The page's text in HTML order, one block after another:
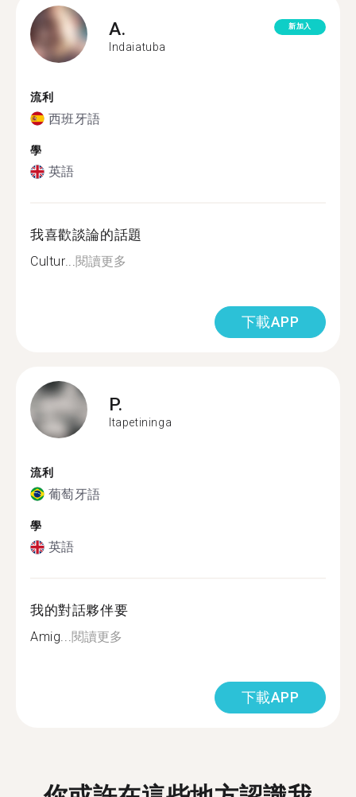
A.
Indaiatuba
新加入
流利
西班牙語
學
英語
我喜歡談論的話題
Cultur...閱讀更多
下載APP
P.
Itapetininga
流利
葡萄牙語
學
英語
我的對話夥伴要
Amig...閱讀更多
下載APP